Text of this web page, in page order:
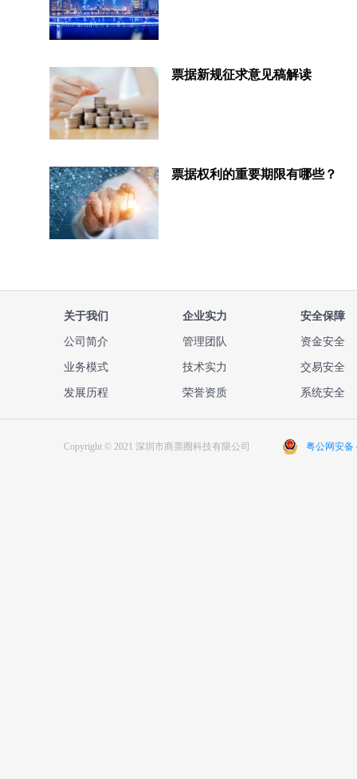
票据新规征求意见稿解读
票据权利的重要期限有哪些？
关于我们
公司简介
业务模式
发展历程
企业实力
管理团队
技术实力
荣誉资质
安全保障
资金安全
交易安全
系统安全
Copyright © 2021 深圳市商票圈科技有限公司 粤公网安备